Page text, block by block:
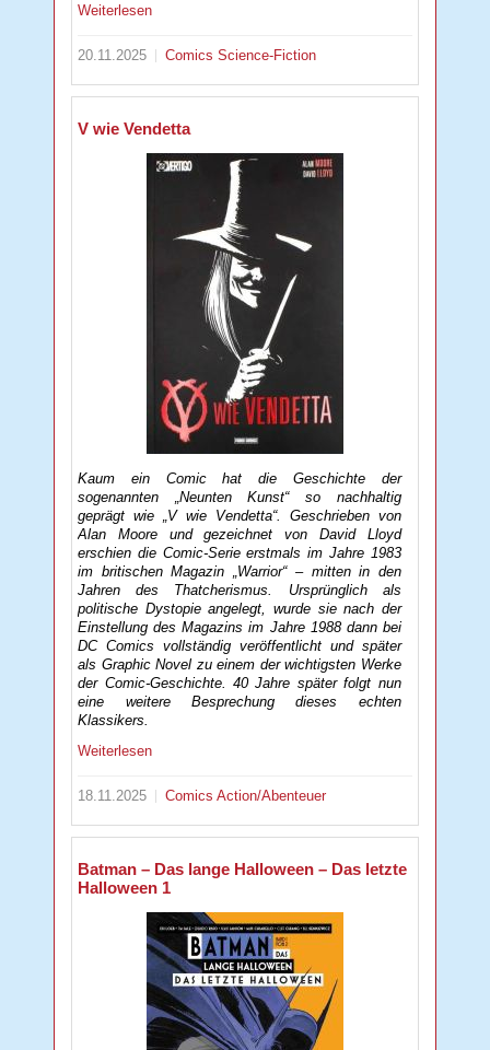
Weiterlesen
20.11.2025 ComicsScience-Fiction
V wie Vendetta
Kaum ein Comic hat die Geschichte der
sogenannten „Neunten Kunst“ so nachhaltig
geprägt wie „V wie Vendetta“. Geschrieben von
Alan Moore und gezeichnet von David Lloyd
erschien die Comic-Serie erstmals im Jahre 1983
im britischen Magazin „Warrior“ – mitten in den
Jahren des Thatcherismus. Ursprünglich als
politische Dystopie angelegt, wurde sie nach der
Einstellung des Magazins im Jahre 1988 dann bei
DC Comics vollständig veröffentlicht und später
als Graphic Novel zu einem der wichtigsten Werke
der Comic-Geschichte. 40 Jahre später folgt nun
eine weitere Besprechung dieses echten
Klassikers.
Weiterlesen
18.11.2025 ComicsAction/Abenteuer
Batman – Das lange Halloween – Das letzte
Halloween 1